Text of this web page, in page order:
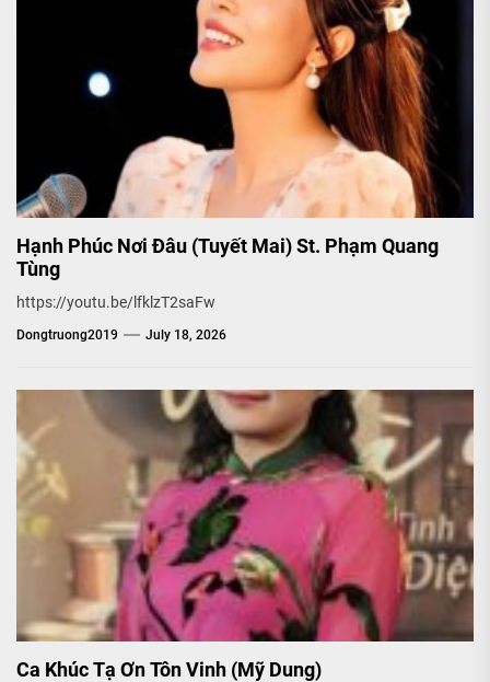
Hạnh Phúc Nơi Đâu (Tuyết Mai) St. Phạm Quang
Tùng
https://youtu.be/lfklzT2saFw
Dongtruong2019 July 18, 2026
Ca Khúc Tạ Ơn Tôn Vinh (Mỹ Dung)